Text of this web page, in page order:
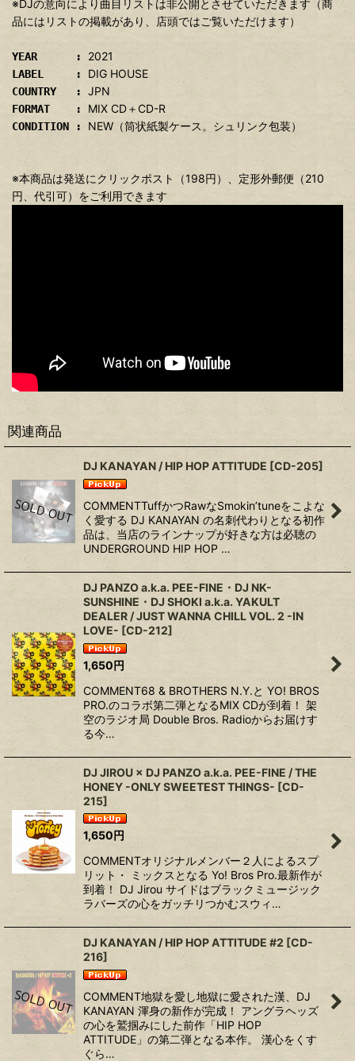
※DJの意向により曲目リストは非公開とさせていただきます（商
品にはリストの掲載があり、店頭ではご覧いただけます）
YEAR : 2021
LABEL : DIG HOUSE
COUNTRY : JPN
FORMAT : MIX CD＋CD-R
CONDITION : NEW（筒状紙製ケース。シュリンク包装）
※本商品は発送にクリックポスト（198円）、定形外郵便（210
円、代引可）をご利用できます
関連商品
DJ KANAYAN / HIP HOP ATTITUDE [CD-205]
COMMENTTuffかつRawなSmokin’tuneをこよな
く愛する DJ KANAYAN の名刺代わりとなる初作
品は、当店のラインナップが好きな方は必聴の
UNDERGROUND HIP HOP …
DJ PANZO a.k.a. PEE-FINE・DJ NK-
SUNSHINE・DJ SHOKI a.k.a. YAKULT
DEALER / JUST WANNA CHILL VOL. 2 -IN
LOVE- [CD-212]
1,650円
COMMENT68 & BROTHERS N.Y.と YO! BROS
PRO.のコラボ第二弾となるMIX CDが到着！ 架
空のラジオ局 Double Bros. Radioから お届けす
る今…
DJ JIROU × DJ PANZO a.k.a. PEE-FINE / THE
HONEY -ONLY SWEETEST THINGS- [CD-
215]
1,650円
COMMENTオリジナルメンバー２人によるスプ
リット・ ミックスとなる Yo! Bros Pro.最新作が
到着！ DJ Jirou サイドはブラックミュージック
ラバーズの心をガッチリつかむスウィ…
DJ KANAYAN / HIP HOP ATTITUDE #2 [CD-
216]
COMMENT地獄を愛し地獄に愛された漢、DJ
KANAYAN 渾身の新作が完成！ アングラヘッズ
の心を鷲掴みにした前作「HIP HOP
ATTITUDE」の第二弾となる本作。 漢心をくす
ぐら…